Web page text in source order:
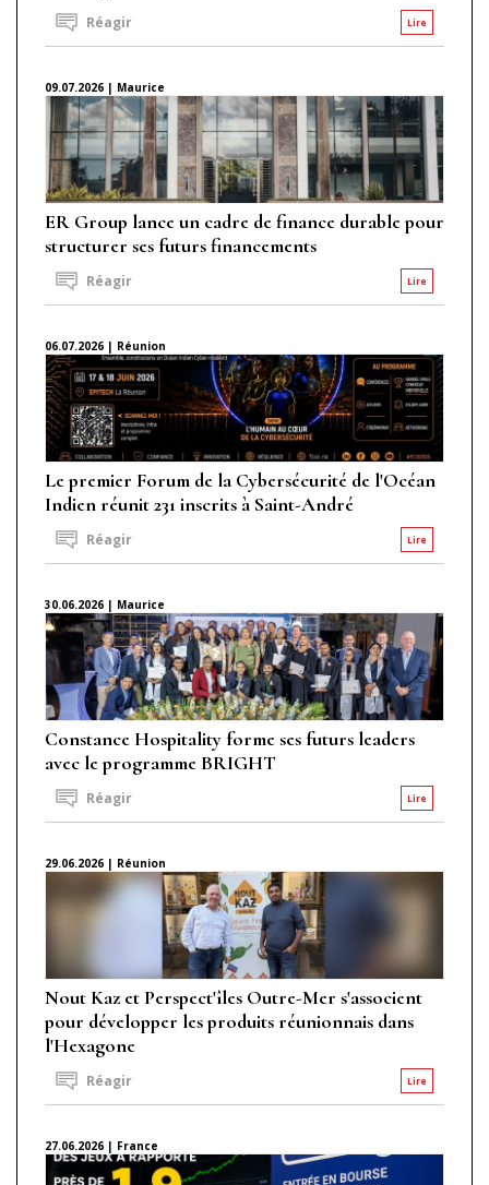
Lire
Réagir
09.07.2026 | Maurice
ER Group lance un cadre de finance durable pour
structurer ses futurs financements
Lire
Réagir
06.07.2026 | Réunion
Le premier Forum de la Cybersécurité de l'Océan
Indien réunit 231 inscrits à Saint-André
Lire
Réagir
30.06.2026 | Maurice
Constance Hospitality forme ses futurs leaders
avec le programme BRIGHT
Lire
Réagir
29.06.2026 | Réunion
Nout Kaz et Perspect'îles Outre-Mer s'associent
pour développer les produits réunionnais dans
l'Hexagone
Lire
Réagir
27.06.2026 | France